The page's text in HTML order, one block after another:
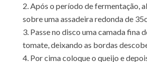
Após o período de fermentação,
sobre uma assadeira redonda de
Passe no disco uma camada fina
tomate, deixando as bordas
Por cima coloque o queijo e